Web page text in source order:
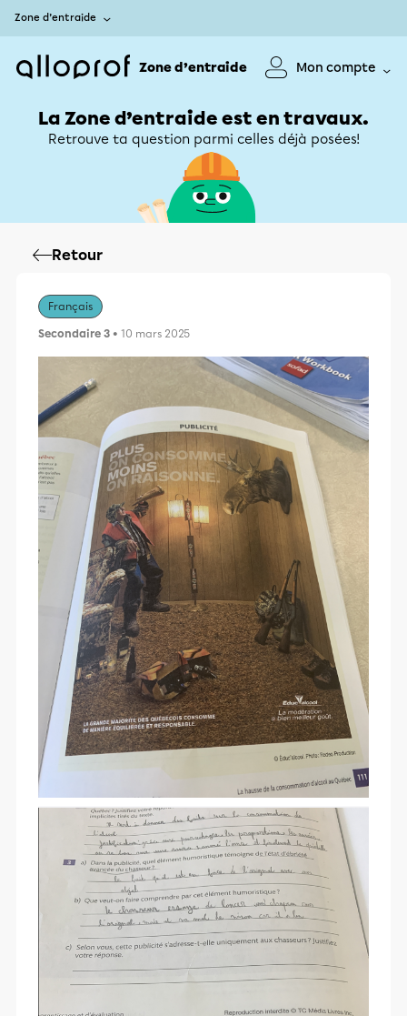
Zone d’entraide
Zone d’entraide Mon compte
La Zone d’entraide est en travaux.
Retrouve ta question parmi celles déjà posées!
Retour
Français
Secondaire 3 • 10 mars 2025